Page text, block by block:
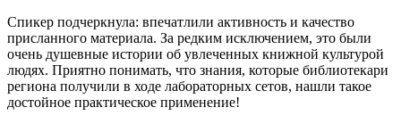
Спикер подчеркнула: впечатлили активность и качество
присланного материала. За редким исключением, это были
очень душевные истории об увлеченных книжной культурой
людях. Приятно понимать, что знания, которые библиотекари
региона получили в ходе лабораторных сетов, нашли такое
достойное практическое применение!